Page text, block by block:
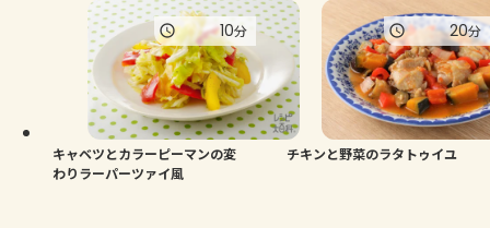
キャベツとカラーピーマンの変
わりラーパーツァイ風
10分
チキンと野菜のラタトゥイユ
20分